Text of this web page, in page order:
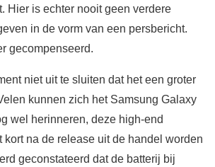
Hier is echter nooit geen verdere
in de vorm van een persbericht.
gecompenseerd.
niet uit te sluiten dat het een groter
kunnen zich het Samsung Galaxy
wel herinneren, deze high-end
kort na de release uit de handel worden
geconstateerd dat de batterij bij